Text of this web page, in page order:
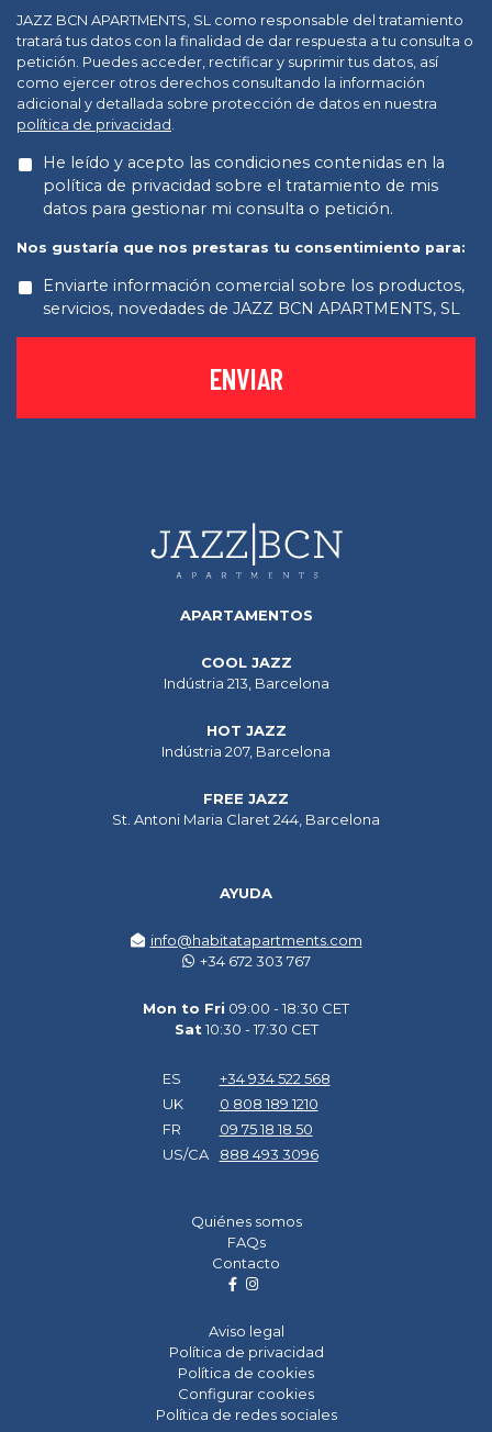
JAZZ BCN APARTMENTS, SL como responsable del tratamiento
tratará tus datos con la finalidad de dar respuesta a tu consulta o
petición. Puedes acceder, rectificar y suprimir tus datos, así
como ejercer otros derechos consultando la información
adicional y detallada sobre protección de datos en nuestra
política de privacidad .
He leído y acepto las condiciones contenidas en la
política de privacidad sobre el tratamiento de mis
datos para gestionar mi consulta o petición.
Nos gustaría que nos prestaras tu consentimiento para:
Enviarte información comercial sobre los productos,
servicios, novedades de JAZZ BCN APARTMENTS, SL
ENVIAR
Quiénes somos
FAQs
Contacto
Aviso legal
Política de privacidad
Política de cookies
Configurar cookies
Política de redes sociales
APARTAMENTOS
COOL JAZZ
Indústria 213, Barcelona
HOT JAZZ
Indústria 207, Barcelona
FREE JAZZ
St. Antoni Maria Claret 244, Barcelona
AYUDA
info@habitatapartments.com
+34 672 303 767
Mon to Fri 09:00 - 18:30 CET
Sat10:30 - 17:30 CET
ES
+34 934 522 568
UK
0 808 189 1210
FR
09 75 18 18 50
US/CA
888 493 3096